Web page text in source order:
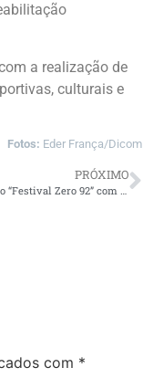
a realização de
culturais e
Fotos: Eder França/Dicom
PRÓXIMO
com *